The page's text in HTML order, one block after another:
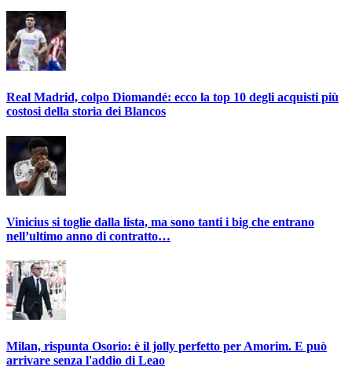
Real Madrid, colpo Diomandé: ecco la top 10 degli acquisti più
costosi della storia dei Blancos
Vinicius si toglie dalla lista, ma sono tanti i big che entrano
nell’ultimo anno di contratto…
Milan, rispunta Osorio: è il jolly perfetto per Amorim. E può
arrivare senza l'addio di Leao